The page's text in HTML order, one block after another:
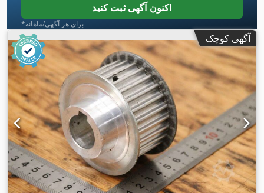
اکنون آگهی ثبت کنید
*برای هر آگهی/ماهانه
آگهی کوچک